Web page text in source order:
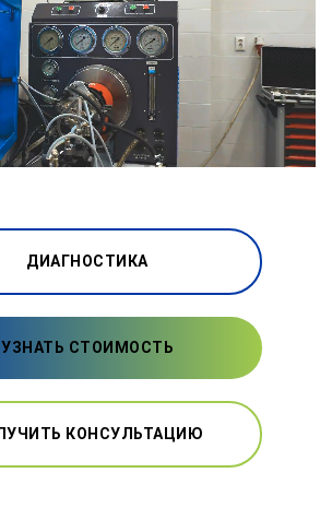
ДИАГНОСТИКА
УЗНАТЬ СТОИМОСТЬ
КОНСУЛЬТАЦИЮ